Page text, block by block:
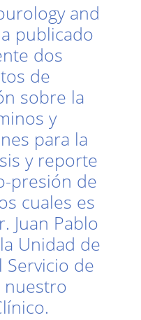
and
publicado
dos
de
sobre la
y
para la
y reporte
presión de
cuales es
Juan Pablo
Unidad de
de
nuestro